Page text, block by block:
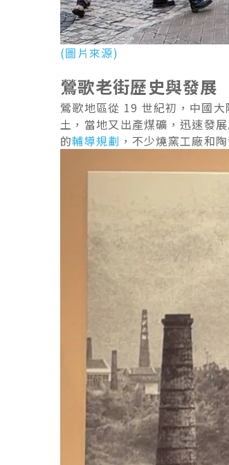
(圖片來源)
鶯歌老街歷史與發展
鶯歌地區從 19 世紀初，中國
土，當地又出產煤礦，迅速發
的輔導規劃 ，不少燒窯工廠和